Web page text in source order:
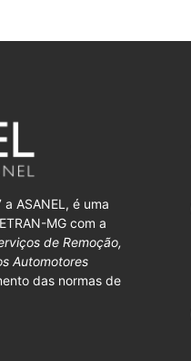
ASANEL, é uma
MG com a
de Remoção,
Automotores
das normas de